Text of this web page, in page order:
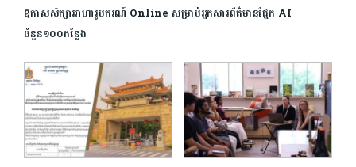
ឱកាសសិក្សាអាហារូបករណ៍ Online សម្រាប់អ្នកសារព័ត៌មានផ្នែក AI
ចំនួន១០០កន្លែង